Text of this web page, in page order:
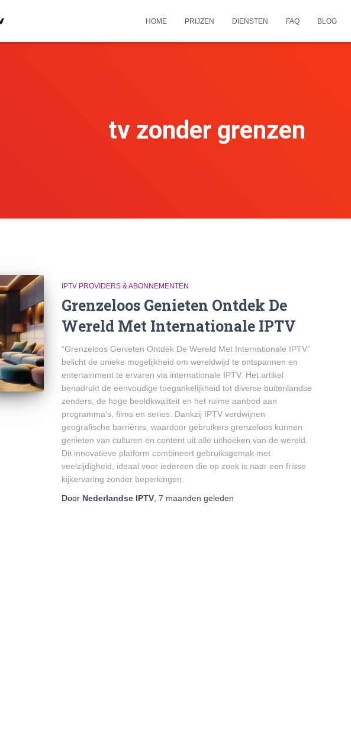
HOME PRIJZEN DIENSTEN FAQ BLOG
tv zonder grenzen
IPTV PROVIDERS & ABONNEMENTEN
Grenzeloos Genieten Ontdek De
Wereld Met Internationale IPTV
“Grenzeloos Genieten Ontdek De Wereld Met Internationale IPTV”
belicht de unieke mogelijkheid om wereldwijd te ontspannen en
entertainment te ervaren via internationale IPTV. Het artikel
benadrukt de eenvoudige toegankelijkheid tot diverse buitenlandse
zenders, de hoge beeldkwaliteit en het ruime aanbod aan
programma’s, films en series. Dankzij IPTV verdwijnen
geografische barrières, waardoor gebruikers grenzeloos kunnen
genieten van culturen en content uit alle uithoeken van de wereld.
Dit innovatieve platform combineert gebruiksgemak met
veelzijdigheid, ideaal voor iedereen die op zoek is naar een frisse
kijkervaring zonder beperkingen.
Door Nederlandse IPTV 7 maanden geleden